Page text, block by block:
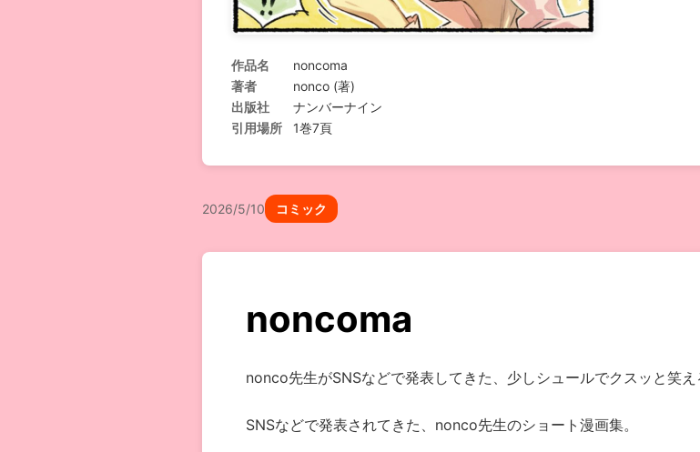
作品名
noncoma
著者
nonco (著)
出版社
ナンバーナイン
引用場所
1巻7頁
2026/5/10 コミック
noncoma
nonco先生がSNSなどで発表してきた、少しシュールでクスッと笑
SNSなどで発表されてきた、nonco先生のショート漫画集。